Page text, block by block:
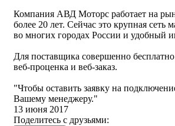
Компания АВД Моторс работает на
более 20 лет. Сейчас это крупная сеть
во многих городах России и удобный
Для поставщика совершенно
веб-проценка и веб-заказ.
Чтобы оставить заявку на
Вашему менеджеру.
13 июня 2017
Поделитесь с друзьями: